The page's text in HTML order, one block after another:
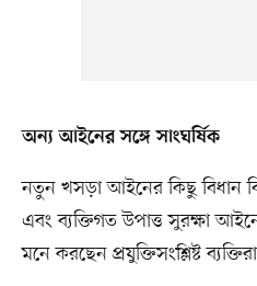
অন্য আইনের সঙ্গে সাংঘর্ষিক
নতুন খসড়া আইনের কিছু বিধান
এবং ব্যক্তিগত উপাত্ত সুরক্ষা
মনে করছেন প্রযুক্তিসংশ্লিষ্ট